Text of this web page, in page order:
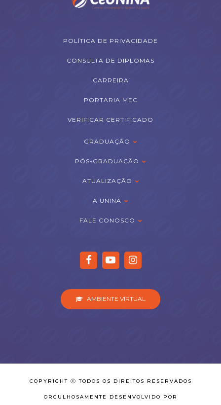
POLÍTICA DE PRIVACIDADE
CONSULTA DE DIPLOMAS
CARREIRA
PORTARIA MEC
VERIFICAR CERTIFICADO
GRADUAÇÃO
PÓS-GRADUAÇÃO
ATUALIZAÇÃO
A UNINA
FALE CONOSCO
AMBIENTE VIRTUAL
COPYRIGHT Ⓒ TODOS OS DIREITOS RESERVADOS
ORGULHOSAMENTE DESENVOLVIDO POR